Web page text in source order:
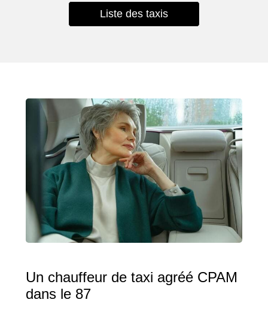
Liste des taxis
Un chauffeur de taxi agréé CPAM
dans le 87